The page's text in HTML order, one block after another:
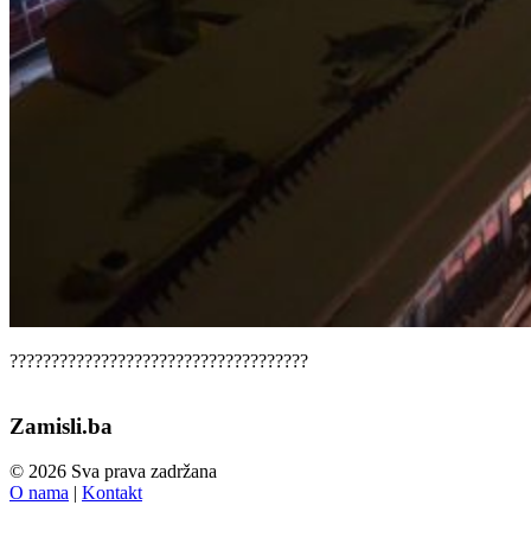
????????????????????????????????????
Zamisli.ba
© 2026 Sva prava zadržana
O nama | Kontakt